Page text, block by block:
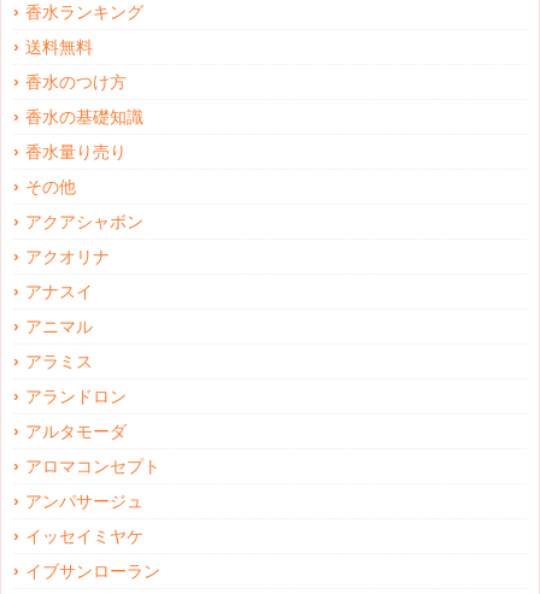
香水ランキング
送料無料
香水のつけ方
香水の基礎知識
香水量り売り
その他
アクアシャボン
アクオリナ
アナスイ
アニマル
アラミス
アランドロン
アルタモーダ
アロマコンセプト
アンパサージュ
イッセイミヤケ
イブサンローラン